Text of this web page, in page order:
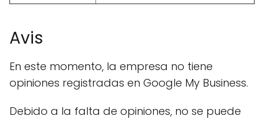
Avis
En este momento, la empresa no tiene
opiniones registradas en Google My Business.
Debido a la falta de opiniones, no se puede